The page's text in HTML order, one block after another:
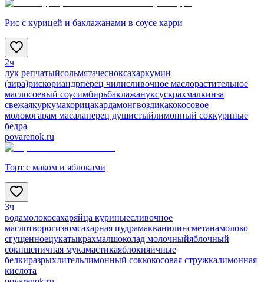
Рис с курицей и баклажанами в соусе карри
2ч
лук репчатыйсольмятачесноксахаркумин
(зира)рискориандрперец чилисливочное маслорастительное
маслосоевый соусимбирьбаклажануксускрахмалкинза
свежаякуркумакорицакардамонгвоздикакокосовое
молокогарам масалаперец душистыйлимонный соккуриные
бедра
povarenok.ru
Торт с маком и яблоками
3ч
водамолокосахаряйца куриныесливочное
маслотворогизюмсахарная пудрамакванилинсметанамолоко
сгущенноецукатыкрахмалшоколад молочныйяблочный
сокпшеничная мукамастикаяблокияичные
белкиразрыхлительлимонный соккокосовая стружкалимонная
кислота